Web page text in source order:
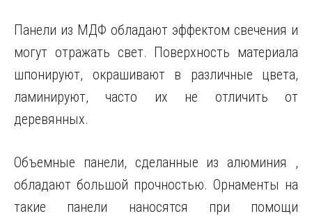
Панели из МДФ обладают эффектом свечения и
могут отражать свет. Поверхность материала
шпонируют, окрашивают в различные цвета,
ламинируют, часто их не отличить от
деревянных.
Объемные панели, сделанные из алюминия ,
обладают большой прочностью. Орнаменты на
такие панели наносятся при помощи